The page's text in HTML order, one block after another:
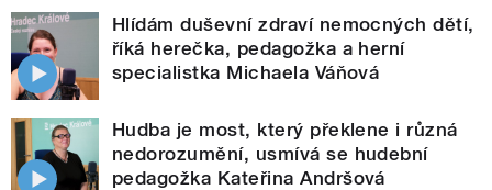
Hlídám duševní zdraví nemocných dětí,
říká herečka, pedagožka a herní
specialistka Michaela Váňová
Hudba je most, který překlene i různá
nedorozumění, usmívá se hudební
pedagožka Kateřina Andršová